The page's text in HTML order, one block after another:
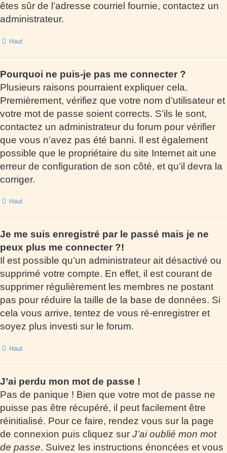
êtes sûr de l’adresse courriel fournie, contactez un
administrateur.
Haut
Pourquoi ne puis-je pas me connecter ?
Plusieurs raisons pourraient expliquer cela.
Premièrement, vérifiez que votre nom d’utilisateur et
votre mot de passe soient corrects. S’ils le sont,
contactez un administrateur du forum pour vérifier
que vous n’avez pas été banni. Il est également
possible que le propriétaire du site Internet ait une
erreur de configuration de son côté, et qu’il devra la
corriger.
Haut
Je me suis enregistré par le passé mais je ne
peux plus me connecter ?!
Il est possible qu’un administrateur ait désactivé ou
supprimé votre compte. En effet, il est courant de
supprimer régulièrement les membres ne postant
pas pour réduire la taille de la base de données. Si
cela vous arrive, tentez de vous ré-enregistrer et
soyez plus investi sur le forum.
Haut
J’ai perdu mon mot de passe !
Pas de panique ! Bien que votre mot de passe ne
puisse pas être récupéré, il peut facilement être
réinitialisé. Pour ce faire, rendez vous sur la page
de connexion puis cliquez sur J’ai oublié mon mot
de passe. Suivez les instructions énoncées et vous